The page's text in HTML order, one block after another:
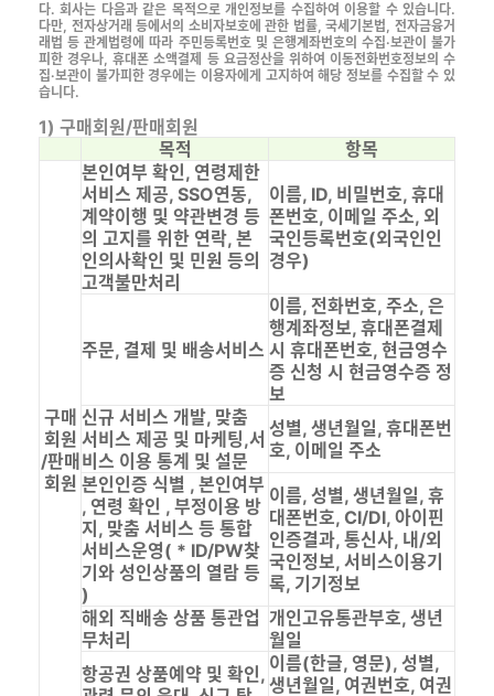
다. 회사는 다음과 같은 목적으로 개인정보를 수집하여 이용할 수 있습니다.
다만, 전자상거래 등에서의 소비자보호에 관한 법률, 국세기본법, 전자금융거
래법 등 관계법령에 따라 주민등록번호 및 은행계좌번호의 수집·보관이 불가
피한 경우나, 휴대폰 소액결제 등 요금정산을 위하여 이동전화번호정보의 수
집·보관이 불가피한 경우에는 이용자에게 고지하여 해당 정보를 수집할 수 있
습니다.
1) 구매회원/판매회원
목적
항목
구매
회원
/판매
회원
본인여부 확인, 연령제한
서비스 제공, SSO연동,
계약이행 및 약관변경 등
의 고지를 위한 연락, 본
인의사확인 및 민원 등의
고객불만처리
이름, ID, 비밀번호, 휴대
폰번호, 이메일 주소, 외
국인등록번호(외국인인
경우)
주문, 결제 및 배송서비스
이름, 전화번호, 주소, 은
행계좌정보, 휴대폰결제
시 휴대폰번호, 현금영수
증 신청 시 현금영수증 정
보
신규 서비스 개발, 맞춤
서비스 제공 및 마케팅,서
비스 이용 통계 및 설문
성별, 생년월일, 휴대폰번
호, 이메일 주소
본인인증 식별 , 본인여부
, 연령 확인 , 부정이용 방
지, 맞춤 서비스 등 통합
서비스운영( * ID/PW찾
기와 성인상품의 열람 등
)
이름, 성별, 생년월일, 휴
대폰번호, CI/DI, 아이핀
인증결과, 통신사, 내/외
국인정보, 서비스이용기
록, 기기정보
해외 직배송 상품 통관업
무처리
개인고유통관부호, 생년
월일
항공권 상품예약 및 확인, 이름(한글, 영문), 성별,
생년월일, 여권번호, 여권